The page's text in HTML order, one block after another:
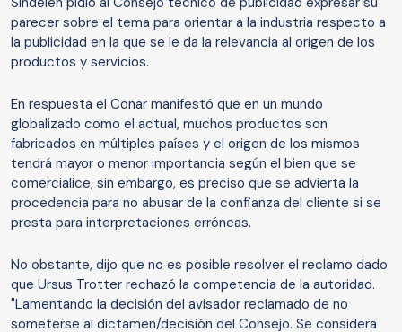
parecer sobre el tema para orientar a la industria respecto a
la publicidad en la que se le da la relevancia al origen de los
productos y servicios.
En respuesta el Conar manifestó que en un mundo
globalizado como el actual, muchos productos son
fabricados en múltiples países y el origen de los mismos
tendrá mayor o menor importancia según el bien que se
comercialice, sin embargo, es preciso que se advierta la
procedencia para no abusar de la confianza del cliente si se
presta para interpretaciones erróneas.
No obstante, dijo que no es posible resolver el reclamo dado
que Ursus Trotter rechazó la competencia de la autoridad.
"Lamentando la decisión del avisador reclamado de no
someterse al dictamen/decisión del Consejo. Se considera